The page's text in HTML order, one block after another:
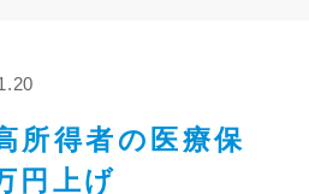
所得者の医療保
円上げ